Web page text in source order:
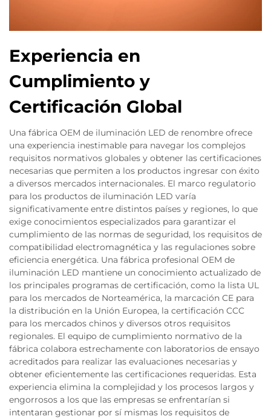
Experiencia en
Cumplimiento y
Certificación Global
Una fábrica OEM de iluminación LED de renombre ofrece
una experiencia inestimable para navegar los complejos
requisitos normativos globales y obtener las certificaciones
necesarias que permiten a los productos ingresar con éxito
a diversos mercados internacionales. El marco regulatorio
para los productos de iluminación LED varía
significativamente entre distintos países y regiones, lo que
exige conocimientos especializados para garantizar el
cumplimiento de las normas de seguridad, los requisitos de
compatibilidad electromagnética y las regulaciones sobre
eficiencia energética. Una fábrica profesional OEM de
iluminación LED mantiene un conocimiento actualizado de
los principales programas de certificación, como la lista UL
para los mercados de Norteamérica, la marcación CE para
la distribución en la Unión Europea, la certificación CCC
para los mercados chinos y diversos otros requisitos
regionales. El equipo de cumplimiento normativo de la
fábrica colabora estrechamente con laboratorios de ensayo
acreditados para realizar las evaluaciones necesarias y
obtener eficientemente las certificaciones requeridas. Esta
experiencia elimina la complejidad y los procesos largos y
engorrosos a los que las empresas se enfrentarían si
intentaran gestionar por sí mismas los requisitos de